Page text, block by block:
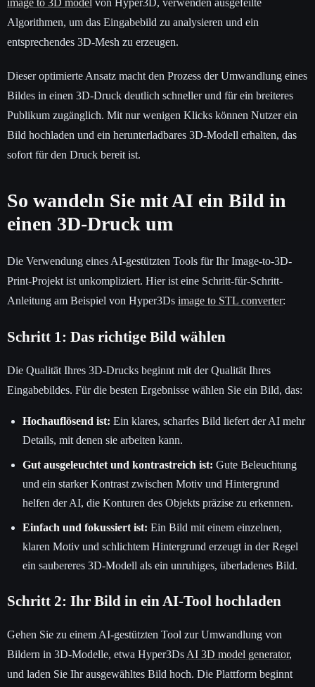
image to 3D model von Hyper3D, verwenden ausgefeilte
Algorithmen, um das Eingabebild zu analysieren und ein
entsprechendes 3D-Mesh zu erzeugen.
Dieser optimierte Ansatz macht den Prozess der Umwandlung eines
Bildes in einen 3D-Druck deutlich schneller und für ein breiteres
Publikum zugänglich. Mit nur wenigen Klicks können Nutzer ein
Bild hochladen und ein herunterladbares 3D-Modell erhalten, das
sofort für den Druck bereit ist.
So wandeln Sie mit AI ein Bild in
einen 3D-Druck um
Die Verwendung eines AI-gestützten Tools für Ihr Image-to-3D-
Print-Projekt ist unkompliziert. Hier ist eine Schritt-für-Schritt-
Anleitung am Beispiel von Hyper3Ds image to STL converter:
Schritt 1: Das richtige Bild wählen
Die Qualität Ihres 3D-Drucks beginnt mit der Qualität Ihres
Eingabebildes. Für die besten Ergebnisse wählen Sie ein Bild, das:
Hochauflösend ist: Ein klares, scharfes Bild liefert der AI mehr
Details, mit denen sie arbeiten kann.
Gut ausgeleuchtet und kontrastreich ist: Gute Beleuchtung
und ein starker Kontrast zwischen Motiv und Hintergrund
helfen der AI, die Konturen des Objekts präzise zu erkennen.
Einfach und fokussiert ist: Ein Bild mit einem einzelnen,
klaren Motiv und schlichtem Hintergrund erzeugt in der Regel
ein saubereres 3D-Modell als ein unruhiges, überladenes Bild.
Schritt 2: Ihr Bild in ein AI-Tool hochladen
Gehen Sie zu einem AI-gestützten Tool zur Umwandlung von
Bildern in 3D-Modelle, etwa Hyper3Ds AI 3D model generator,
und laden Sie Ihr ausgewähltes Bild hoch. Die Plattform beginnt